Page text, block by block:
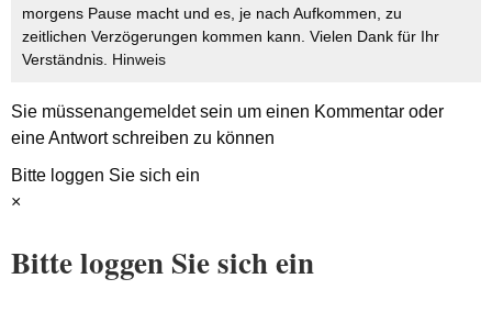
morgens Pause macht und es, je nach Aufkommen, zu
zeitlichen Verzögerungen kommen kann. Vielen Dank für Ihr
Verständnis. Hinweis
Sie müssenangemeldetsein um einen Kommentar oder
eine Antwort schreiben zu können
Bitte loggen Sie sich ein
×
Bitte loggen Sie sich ein